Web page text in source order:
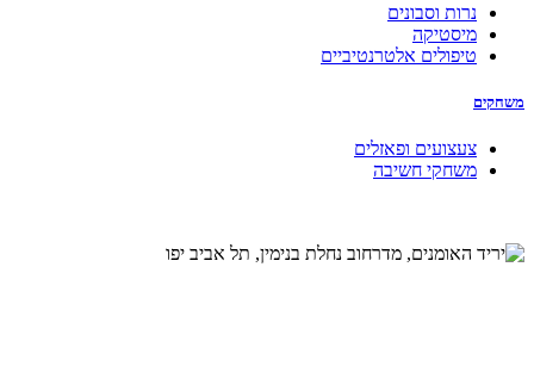
נרות וסבונים
מיסטיקה
טיפולים אלטרנטיביים
משחקים
צעצועים ופאזלים
משחקי חשיבה